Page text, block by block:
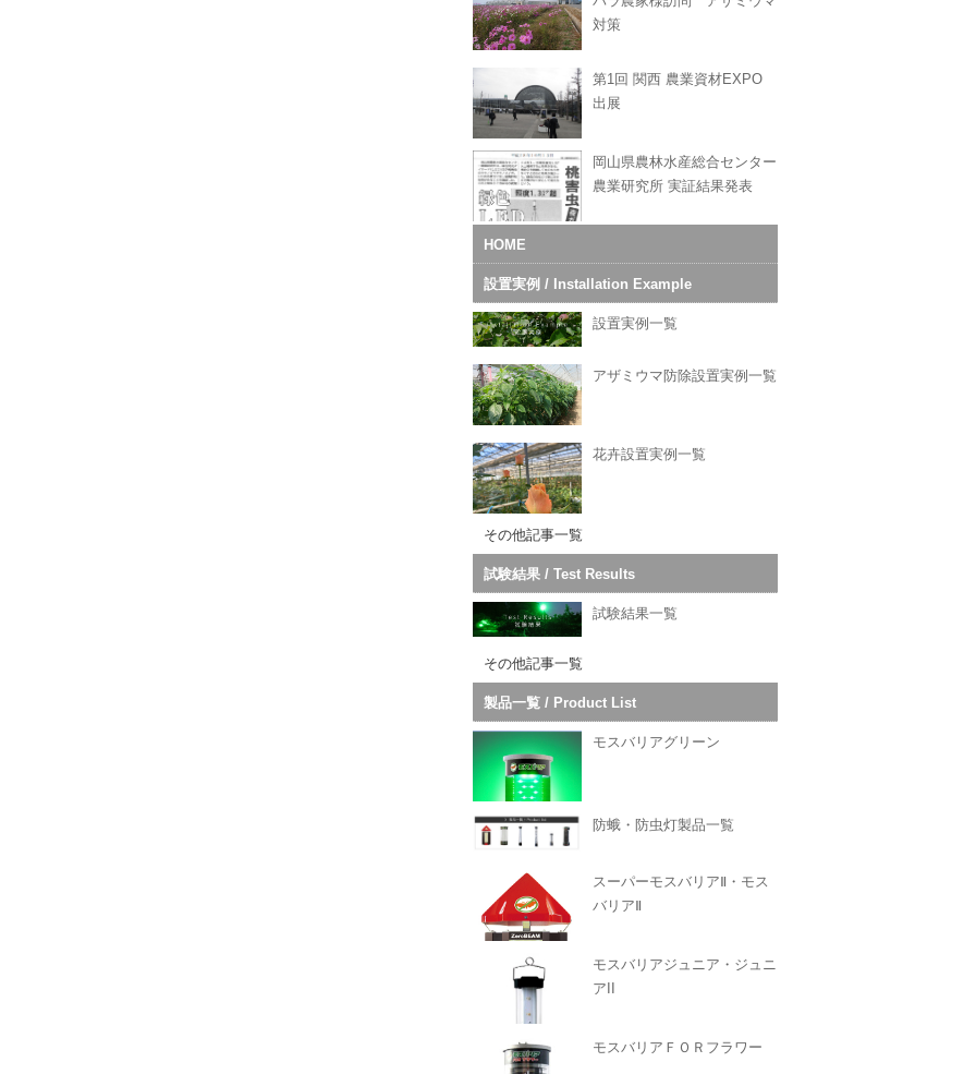
対策
第1回 関西 農業資材EXPO
出展
岡山県農林水産総合センター
農業研究所 実証結果発表
HOME
設置実例 / Installation Example
設置実例一覧
アザミウマ防除設置実例一覧
花卉設置実例一覧
その他記事一覧
試験結果 / Test Results
試験結果一覧
その他記事一覧
製品一覧 / Product List
モスバリアグリーン
防蛾・防虫灯製品一覧
スーパーモスバリアⅡ・モス
バリアⅡ
モスバリアジュニア・ジュニ
アII
モスバリアＦＯＲフラワー